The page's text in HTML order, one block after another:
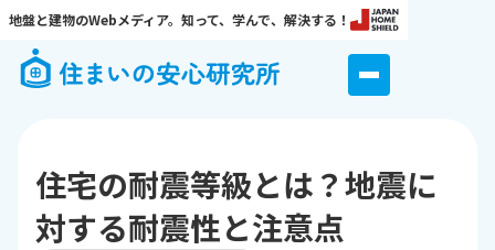
地盤と建物のWebメディア。知って、学んで、解決する！
住宅の耐震等級とは？地震に
対する耐震性と注意点